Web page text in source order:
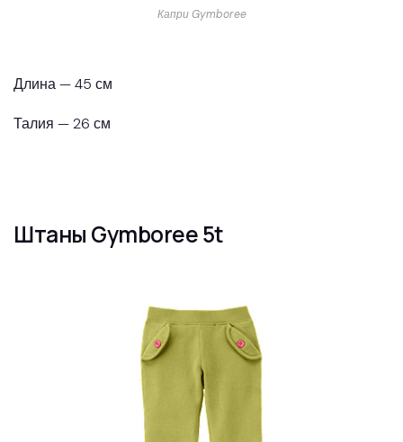
Капри Gymboree
Длина — 45 см
Талия — 26 см
Штаны Gymboree 5t